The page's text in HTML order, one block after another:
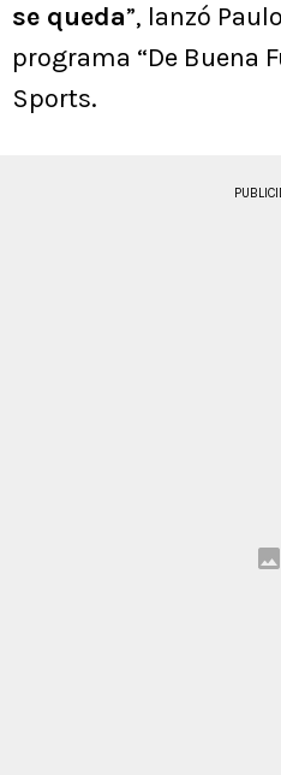
se queda”, lanzó
programa “De Buena
Sports.